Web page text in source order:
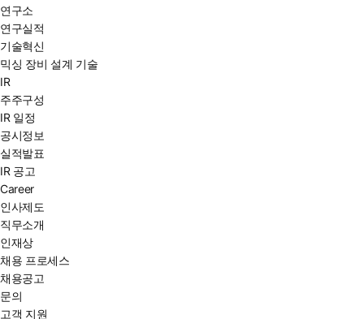
연구소
연구실적
기술혁신
믹싱 장비 설계 기술
IR
주주구성
IR 일정
공시정보
실적발표
IR 공고
Career
인사제도
직무소개
인재상
채용 프로세스
채용공고
문의
고객 지원